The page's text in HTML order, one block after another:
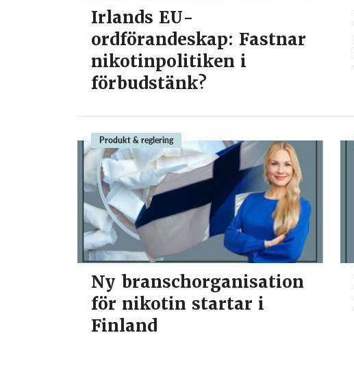
Irlands EU-
ordförandeskap: Fastnar
nikotinpolitiken i
förbudstänk?
Produkt & reglering
Ny branschorganisation
för nikotin startar i
Finland